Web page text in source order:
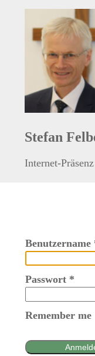
Stefan
Internet-
Benutzername
Passwort*
Remember me